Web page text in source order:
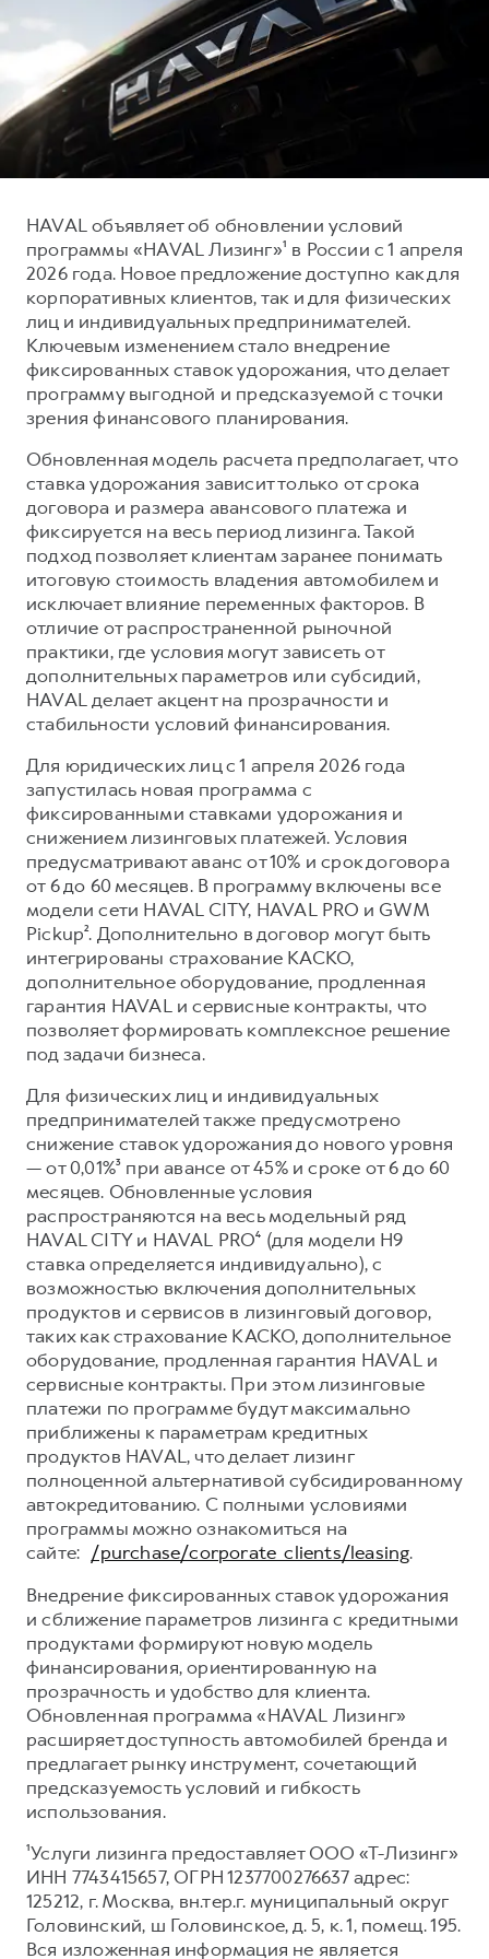
DARGO
от 3 199 000 ₽
F7
от 2 899 000 ₽ от 3 599 000 ₽
от 3 449 000 ₽
Тест-драйв
Трейд-ин
КРЕДИТ И СТРАХОВАНИЕ
Кредитный калькулятор
Кредит
КОРПОРАТИВНЫМ КЛИЕНТАМ
Для малого бизнеса
Корпоративным клиентам
Крупным корпоративным клиентам
Система управления автопарком
Сервис для корпоративных клиентов
HAVAL Лизинг
АКСЕССУАРЫ HAVAL
Автомобильные аксессуары
Коллекция CITY
Коллекция Базовая
Коллекция Детская
СЕРВИСНОЕ ОБСЛУЖИВАНИЕ
Нулевое ТО
Программа «Помощь на дороге»
Регламенты технического обслуживания
Электронный ПТС
ПОДДЕРЖКА
GWM Безопасность
Гарантия HAVAL
Мобильное приложение GWM
Программа «HAVAL Защита+»
Руководства по эксплуатации
Подписки
АКСЕССУАРЫ HAVAL
Автомобильные аксессуары
Коллекция CITY
Коллекция Базовая
Коллекция Детская
О дилере
Наша команда
Контакты
HAVAL объявляет об обновлении условий
программы «HAVAL Лизинг»¹ в России с 1 апреля
2026 года. Новое предложение доступно как для
корпоративных клиентов, так и для физических
лиц и индивидуальных предпринимателей.
Ключевым изменением стало внедрение
фиксированных ставок удорожания, что делает
программу выгодной и предсказуемой с точки
зрения финансового планирования.
Обновленная модель расчета предполагает, что
ставка удорожания зависит только от срока
договора и размера авансового платежа и
фиксируется на весь период лизинга. Такой
подход позволяет клиентам заранее понимать
итоговую стоимость владения автомобилем и
исключает влияние переменных факторов. В
отличие от распространенной рыночной
практики, где условия могут зависеть от
дополнительных параметров или субсидий,
HAVAL делает акцент на прозрачности и
стабильности условий финансирования.
Для юридических лиц с 1 апреля 2026 года
запустилась новая программа с
фиксированными ставками удорожания и
снижением лизинговых платежей. Условия
предусматривают аванс от 10% и срок договора
от 6 до 60 месяцев. В программу включены все
модели сети HAVAL CITY, HAVAL PRO и GWM
Pickup². Дополнительно в договор могут быть
интегрированы страхование КАСКО,
дополнительное оборудование, продленная
гарантия HAVAL и сервисные контракты, что
позволяет формировать комплексное решение
под задачи бизнеса.
Для физических лиц и индивидуальных
предпринимателей также предусмотрено
снижение ставок удорожания до нового уровня
— от 0,01%³ при авансе от 45% и сроке от 6 до 60
месяцев. Обновленные условия
распространяются на весь модельный ряд
HAVAL CITY и HAVAL PRO⁴ (для модели Н9
ставка определяется индивидуально), с
возможностью включения дополнительных
продуктов и сервисов в лизинговый договор,
таких как страхование КАСКО, дополнительное
оборудование, продленная гарантия HAVAL и
сервисные контракты. При этом лизинговые
платежи по программе будут максимально
приближены к параметрам кредитных
продуктов HAVAL, что делает лизинг
полноценной альтернативой субсидированному
автокредитованию. С полными условиями
программы можно ознакомиться на
сайте: /purchase/corporate_clients/leasing.
Внедрение фиксированных ставок удорожания
и сближение параметров лизинга с кредитными
продуктами формируют новую модель
финансирования, ориентированную на
прозрачность и удобство для клиента.
Обновленная программа «HAVAL Лизинг»
расширяет доступность автомобилей бренда и
предлагает рынку инструмент, сочетающий
предсказуемость условий и гибкость
использования.
¹Услуги лизинга предоставляет ООО «Т-Лизинг»
ИНН 7743415657, ОГРН 1237700276637 адрес:
125212, г. Москва, вн.тер.г. муниципальный округ
Головинский, ш Головинское, д. 5, к. 1, помещ. 195.
Вся изложенная информация не является